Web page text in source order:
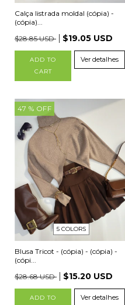
Calça listrada moldal (cópia) -
(cópia)...
$28.85 USD
$19.05 USD
ADD TO
CART
Ver detalhes
47 % OFF
5 COLORS
Blusa Tricot - (cópia) - (cópia) -
(cópi...
$28.68 USD
$15.20 USD
ADD TO
Ver detalhes